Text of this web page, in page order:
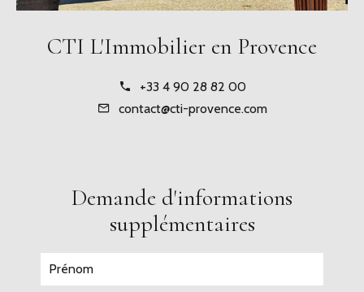
CTI L'Immobilier en Provence
+33 4 90 28 82 00
contact@cti-provence.com
Demande d'informations
supplémentaires